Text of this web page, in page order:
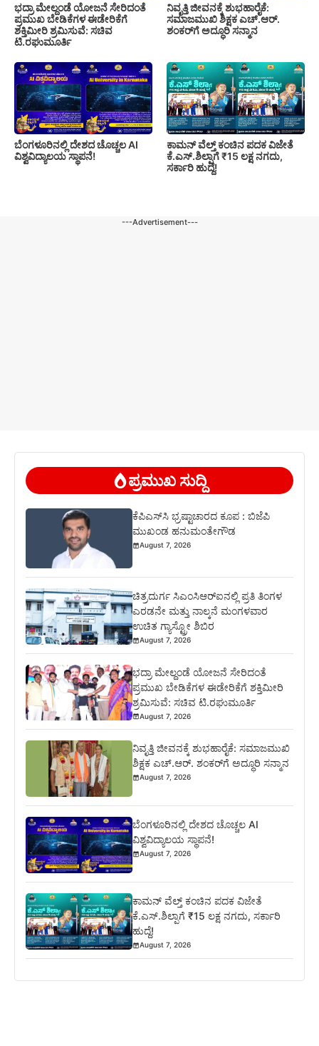
ಭದ್ರಾ ಮೇಲ್ದಂಡೆ ಯೋಜನೆ ಸೇರಿದಂತೆ
ಪ್ರಮುಖ ಬೇಡಿಕೆಗಳ ಈಡೇರಿಕೆಗೆ
ಶಕ್ತಿಮೀರಿ ಶ್ರಮಿಸುವೆ: ಸಚಿವ
ಟಿ.ರಘುಮೂರ್ತಿ
ನಿವೃತ್ತಿ ಜೀವನಕ್ಕೆ ಶುಭಹಾರೈಕೆ:
ಸಮಾಜಮುಖಿ ಶಿಕ್ಷಕ ಎಚ್.ಆರ್.
ಶಂಕರ್‌ಗೆ ಅದ್ಧೂರಿ ಸನ್ಮಾನ
ಬೆಂಗಳೂರಿನಲ್ಲಿ ದೇಶದ ಚೊಚ್ಚಲ AI
ವಿಶ್ವವಿದ್ಯಾಲಯ ಸ್ಥಾಪನೆ!
ಕಾಮನ್ ವೆಲ್ತ್ ಕಂಚಿನ ಪದಕ ವಿಜೇತೆ
ಕೆ.ಎಸ್.ಶಿಲ್ಪಾಗೆ ₹15 ಲಕ್ಷ ನಗದು,
ಸರ್ಕಾರಿ ಹುದ್ದೆ!
---Advertisement---
ಪ್ರಮುಖ ಸುದ್ದಿ
ಕೆಪಿಎಸ್‍ಸಿ ಭ್ರಷ್ಟಾಚಾರದ ಕೂಪ : ಬಿಜೆಪಿ
ಮುಖಂಡ ಹನುಮಂತೇಗೌಡ
August 7, 2026
ಚಿತ್ರದುರ್ಗ ಸಿಎಂಸಿಆರ್‍ಐನಲ್ಲಿ ಪ್ರತಿ ತಿಂಗಳ
ಎರಡನೇ ಮತ್ತು ನಾಲ್ಕನೆ ಮಂಗಳವಾರ
ಉಚಿತ ಗ್ಯಾಸ್ಟ್ರೋ ಶಿಬಿರ
August 7, 2026
ಭದ್ರಾ ಮೇಲ್ದಂಡೆ ಯೋಜನೆ ಸೇರಿದಂತೆ
ಪ್ರಮುಖ ಬೇಡಿಕೆಗಳ ಈಡೇರಿಕೆಗೆ ಶಕ್ತಿಮೀರಿ
ಶ್ರಮಿಸುವೆ: ಸಚಿವ ಟಿ.ರಘುಮೂರ್ತಿ
August 7, 2026
ನಿವೃತ್ತಿ ಜೀವನಕ್ಕೆ ಶುಭಹಾರೈಕೆ: ಸಮಾಜಮುಖಿ
ಶಿಕ್ಷಕ ಎಚ್.ಆರ್. ಶಂಕರ್‌ಗೆ ಅದ್ಧೂರಿ ಸನ್ಮಾನ
August 7, 2026
ಬೆಂಗಳೂರಿನಲ್ಲಿ ದೇಶದ ಚೊಚ್ಚಲ AI
ವಿಶ್ವವಿದ್ಯಾಲಯ ಸ್ಥಾಪನೆ!
August 7, 2026
ಕಾಮನ್ ವೆಲ್ತ್ ಕಂಚಿನ ಪದಕ ವಿಜೇತೆ
ಕೆ.ಎಸ್.ಶಿಲ್ಪಾಗೆ ₹15 ಲಕ್ಷ ನಗದು, ಸರ್ಕಾರಿ
ಹುದ್ದೆ!
August 7, 2026